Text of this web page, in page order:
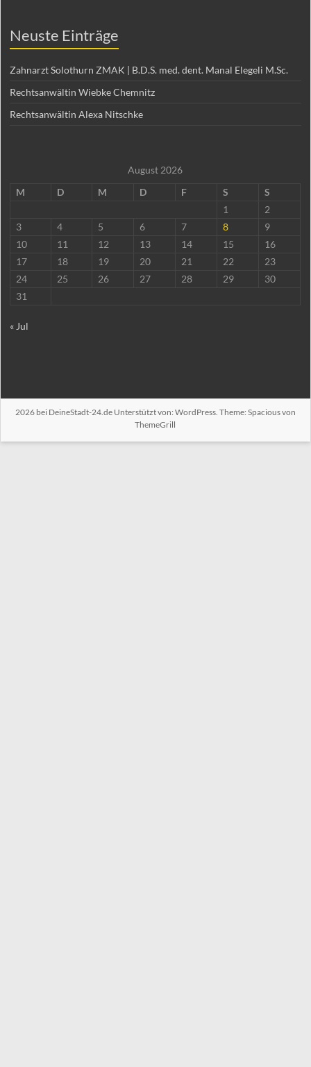
Neuste Einträge
Zahnarzt Solothurn ZMAK | B.D.S. med. dent. Manal Elegeli M.Sc.
Rechtsanwältin Wiebke Chemnitz
Rechtsanwältin Alexa Nitschke
August 2026
M
D M D F S
S
1
2
3
4 5 6 7 8
9
10
11 12 13 14 15
16
17
18 19 20 21 22
23
24
25 26 27 28 29
30
31
« Jul
2026 bei DeineStadt-24.deUnterstützt von: WordPress. Theme: Spacious von
ThemeGrill